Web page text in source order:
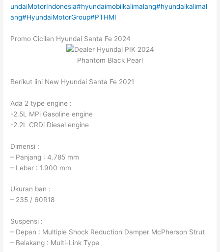
undaiMotorIndonesia#hyundaimobilkalimalang#hyundaikalimal
ang#HyundaiMotorGroup#PTHMI
Promo Cicilan Hyundai Santa Fe 2024
Phantom Black Pearl
Berikut iini New Hyundai Santa Fe 2021
Ada 2 type engine :
-2.5L MPi Gasoline engine
-2.2L CRDi Diesel engine
Dimensi :
– Panjang : 4.785 mm
– Lebar : 1.900 mm
Ukuran ban :
– 235 / 60R18
Suspensi :
– Depan : Multiple Shock Reduction Damper McPherson Strut
– Belakang : Multi-Link Type